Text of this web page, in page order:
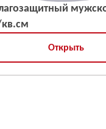
Открыть